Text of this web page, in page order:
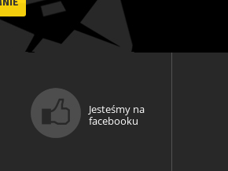
Jesteśmy na
facebooku